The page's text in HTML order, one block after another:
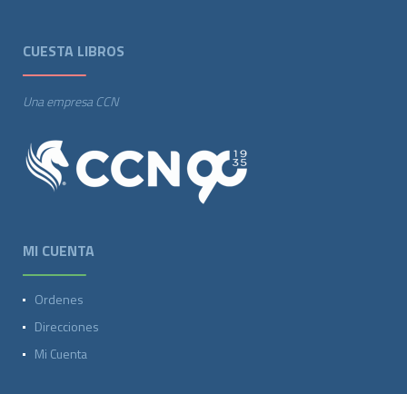
CUESTA LIBROS
Una empresa CCN
MI CUENTA
Ordenes
Direcciones
Mi Cuenta